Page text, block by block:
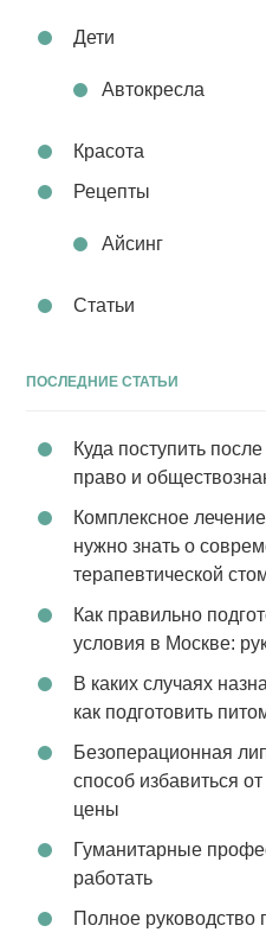
Дети
Автокресла
Красота
Рецепты
Айсинг
Статьи
ПОСЛЕДНИЕ СТАТЬИ
Куда поступить
право и
Комплексное
нужно знать о
терапевтической
Как правильно
условия в Москве:
В каких случаях
как подготовить
Безоперационная
способ избавиться
цены
Гуманитарные
работать
Полное руководство